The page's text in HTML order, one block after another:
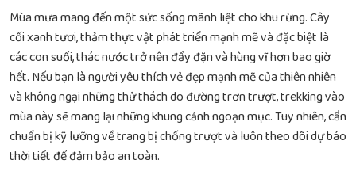
Mùa mưa mang đến một sức sống mãnh liệt cho khu rừng. Cây
cối xanh tươi, thảm thực vật phát triển mạnh mẽ và đặc biệt là
các con suối, thác nước trở nên đầy đặn và hùng vĩ hơn bao giờ
hết. Nếu bạn là người yêu thích vẻ đẹp mạnh mẽ của thiên nhiên
và không ngại những thử thách do đường trơn trượt, trekking vào
mùa này sẽ mang lại những khung cảnh ngoạn mục. Tuy nhiên, cần
chuẩn bị kỹ lưỡng về trang bị chống trượt và luôn theo dõi dự báo
thời tiết để đảm bảo an toàn.